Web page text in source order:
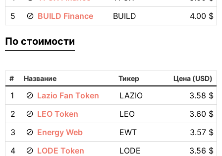
5
BUILD Finance BUILD 4.00 $
По стоимости
# Название Тикер Цена (USD)
1 Lazio Fan Token LAZIO
3.58 $
2
LEO Token LEO
3.60 $
3
Energy Web EWT
3.57 $
4
LODE Token LODE
3.56 $